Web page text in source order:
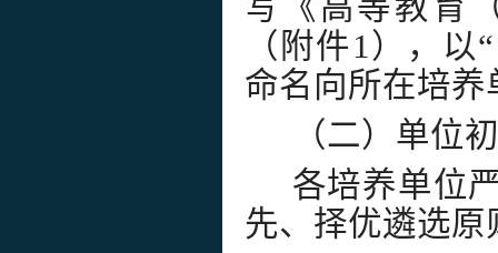
写《高等教育
（附件1），
命名向所在培
（二）单位
各培养单位
先、择优遴选